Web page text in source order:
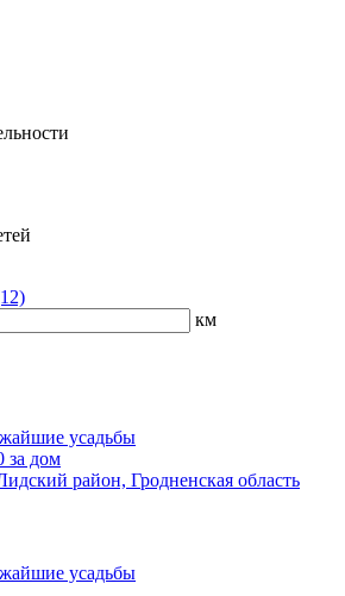
км
за дом
район, Гродненская область